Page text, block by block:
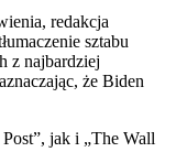
redakcja
sztabu
z najbardziej
że Biden
jak i „The Wall